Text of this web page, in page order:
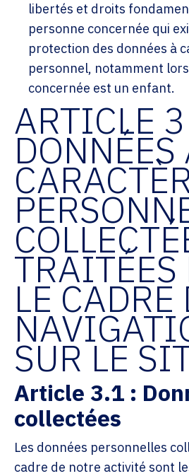
libertés et droits
personne concernée qui
protection des données à
personnel, notamment
concernée est un enfant.
ARTICLE
DONNÉES
TRAITÉES
LE CADRE
SUR LE
Article 3.1 :
collectées
Les données personnelles
cadre de notre activité sont